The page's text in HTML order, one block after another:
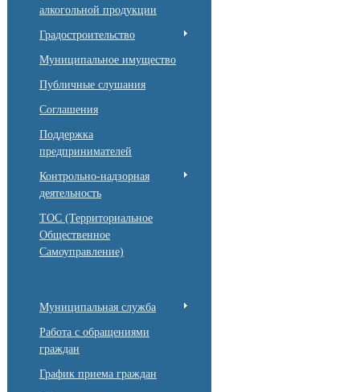
алкогольной продукции
Градостроительство
Муниципальное имущество
Публичные слушания
Соглашения
Поддержка
предпринимателей
Контрольно-надзорная
деятельность
ТОС (Территориальное
Общественное
Самоуправление)
Муниципальная служба
Работа с обращениями
граждан
График приема граждан